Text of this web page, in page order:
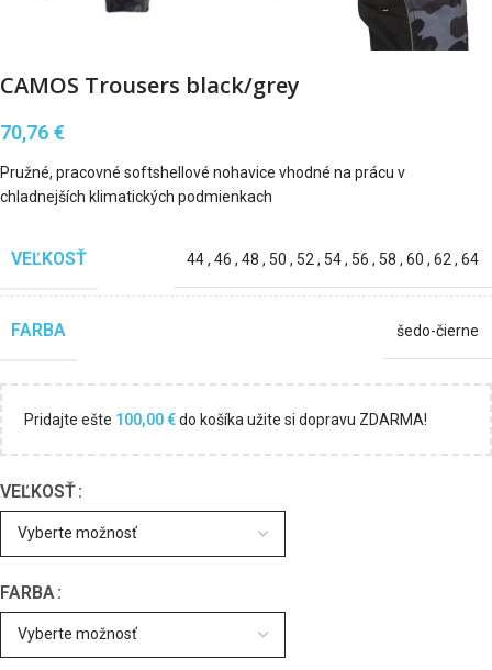
CAMOS Trousers black/grey
70,76 €
Pružné, pracovné softshellové nohavice vhodné na prácu v
chladnejších klimatických podmienkach
VEĽKOSŤ 44, 46 , 48 , 50 , 52 , 54, 56 , 58 , 60 , 62 , 64
FARBA šedo-čierne
Pridajte ešte 100,00€do košíka užite si dopravu ZDARMA!
VEĽKOSŤ
FARBA